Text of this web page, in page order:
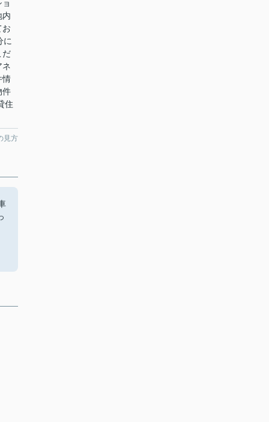
内
お
に
だ
ネ
情
件
住
見方